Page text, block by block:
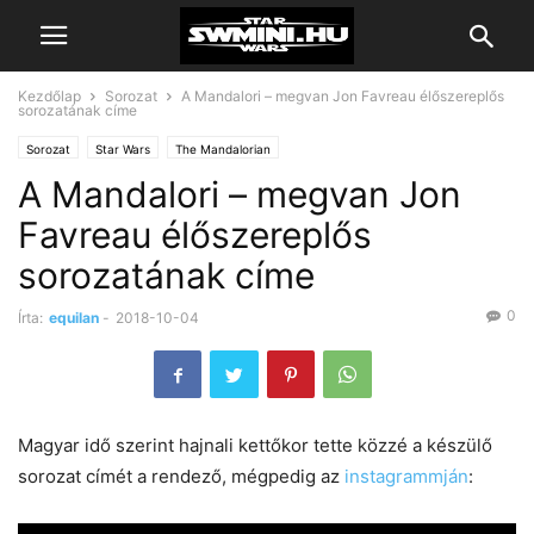
Kezdőlap Sorozat
A Mandalori – megvan Jon Favreau élőszereplős
sorozatának címe
Sorozat Star Wars The Mandalorian
A Mandalori – megvan Jon
Favreau élőszereplős
sorozatának címe
Írta: equilan - 2018-10-04 0
Magyar idő szerint hajnali kettőkor tette közzé a készülő
sorozat címét a rendező, mégpedig az instagrammján: